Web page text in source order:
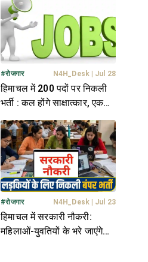
डिटेल
#रोजगार N4H_Desk| Jul 28
हिमाचल में 200 पदों पर निकली
भर्ती : कल होंगे साक्षात्कार, एक
क्लिक में यहां जानें सब कुछ
#रोजगार N4H_Desk| Jul 23
हिमाचल में सरकारी नौकरी:
महिलाओं-युवतियों के भरे जाएंगे